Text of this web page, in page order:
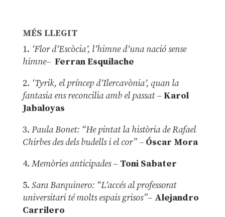
MÉS LLEGIT
1. ‘Flor d’Escòcia’, l’himne d’una nació sense
himne– Ferran Esquilache
2. ‘Tyrik, el príncep d’Ilercavònia’, quan la
fantasia ens reconcilia amb el passat– Karol
Jabaloyas
3. Paula Bonet: “He pintat la història de Rafael
Chirbes des dels budells i el cor” –Óscar Mora
4. Memòries anticipades– Toni Sabater
5. Sara Barquinero: “L’accés al professorat
universitari té molts espais grisos”– Alejandro
Carrilero